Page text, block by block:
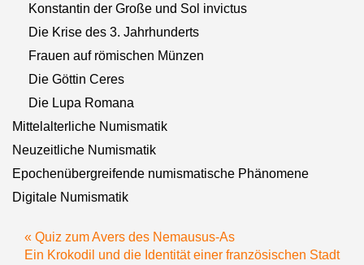
Konstantin der Große und Sol invictus
Die Krise des 3. Jahrhunderts
Frauen auf römischen Münzen
Die Göttin Ceres
Die Lupa Romana
Mittelalterliche Numismatik
Neuzeitliche Numismatik
Epochenübergreifende numismatische Phänomene
Digitale Numismatik
« Quiz zum Avers des Nemausus-As
Ein Krokodil und die Identität einer französischen Stadt